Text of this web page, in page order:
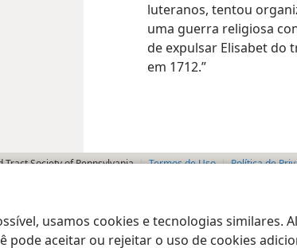
usamos cookies e tecnologias similares.
pode aceitar ou rejeitar o uso de cookies
luteranos, tentou
uma guerra religiosa
de expulsar Elisabet do
em 1712.”
Society of Pennsylvania Termos de Uso Política de